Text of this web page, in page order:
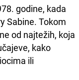
godine, kada
Sabine. Tokom
od najtežih, koja
kako
ili